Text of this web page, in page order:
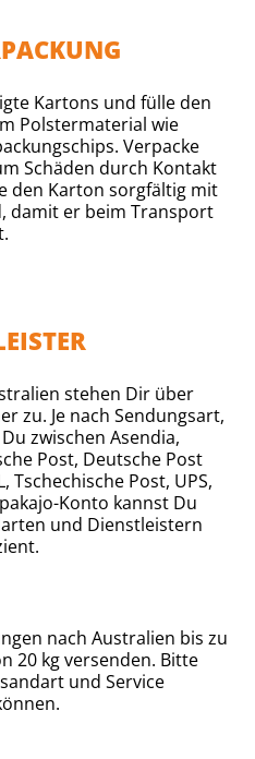
Kartons und fülle den
Polstermaterial wie
Verpacke
Schäden durch Kontakt
den Karton sorgfältig mit
damit er beim Transport
stehen Dir über
zu. Je nach Sendungsart,
zwischen Asendia,
Post, Deutsche Post
Tschechische Post, UPS,
Konto kannst Du
und Dienstleistern
nach Australien bis zu
20 kg versenden. Bitte
und Service